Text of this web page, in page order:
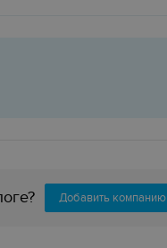
Добавить компанию